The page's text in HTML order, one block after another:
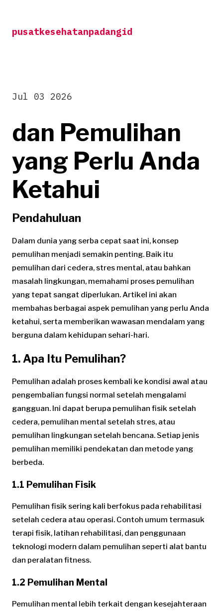
contentpusatkesehatanpadangid
dan Pemulihan
yang Perlu Anda
Ketahui
Jul 03 2026
Pendahuluan
Dalam dunia yang serba cepat saat ini, konsep
pemulihan menjadi semakin penting. Baik itu
pemulihan dari cedera, stres mental, atau bahkan
masalah lingkungan, memahami proses pemulihan
yang tepat sangat diperlukan. Artikel ini akan
membahas berbagai aspek pemulihan yang perlu Anda
ketahui, serta memberikan wawasan mendalam yang
berguna dalam kehidupan sehari-hari.
1. Apa Itu Pemulihan?
Pemulihan adalah proses kembali ke kondisi awal atau
pengembalian fungsi normal setelah mengalami
gangguan. Ini dapat berupa pemulihan fisik setelah
cedera, pemulihan mental setelah stres, atau
pemulihan lingkungan setelah bencana. Setiap jenis
pemulihan memiliki pendekatan dan metode yang
berbeda.
1.1 Pemulihan Fisik
Pemulihan fisik sering kali berfokus pada rehabilitasi
setelah cedera atau operasi. Contoh umum termasuk
terapi fisik, latihan rehabilitasi, dan penggunaan
teknologi modern dalam pemulihan seperti alat bantu
dan peralatan fitness.
1.2 Pemulihan Mental
Pemulihan mental lebih terkait dengan kesejahteraan